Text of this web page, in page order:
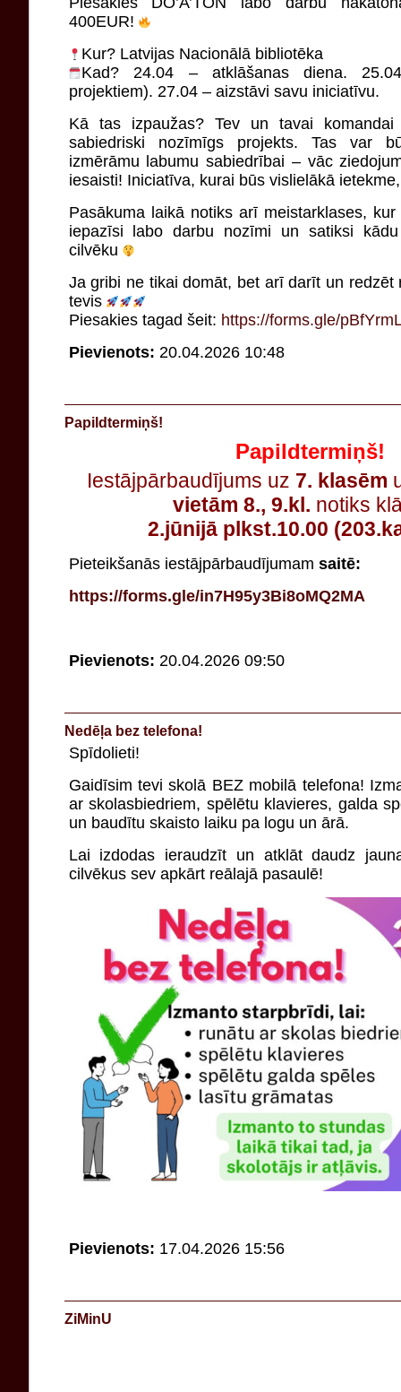
400EUR!
Kur? Latvijas Nacionālā bibliotēka
Kad? 24.04 – atklāšanas diena.
projektiem). 27.04 – aizstāvi savu iniciatīvu.
Kā tas izpaužas? Tev un tavai
sabiedriski nozīmīgs projekts. Tas var
izmērāmu labumu sabiedrībai – vāc
iesaisti! Iniciatīva, kurai būs vislielākā
Pasākuma laikā notiks arī meistarklases,
iepazīsi labo darbu nozīmi un satiksi
cilvēku
Ja gribi ne tikai domāt, bet arī darīt un redzēt
tevis
Piesakies tagad šeit: https://forms.gle/
Pievienots: 20.04.2026 10:48
Papildtermiņš!
Papildtermiņš!
Iestājpārbaudījums uz 7. klasēm
vietām 8., 9.kl. notiks
2.jūnijā plkst.10.00
Pieteikšanās iestājpārbaudījumam saitē:
https://forms.gle/in7H95y3Bi8oMQ2MA
Pievienots: 20.04.2026 09:50
Nedēļa bez telefona!
Spīdolieti!
Gaidīsim tevi skolā BEZ mobilā telefona!
ar skolasbiedriem, spēlētu klavieres, galda
un baudītu skaisto laiku pa logu un ārā.
Lai izdodas ieraudzīt un atklāt daudz
cilvēkus sev apkārt reālajā pasaulē!
Pievienots: 17.04.2026 15:56
ZiMinU